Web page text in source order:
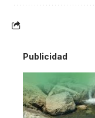
Publicidad